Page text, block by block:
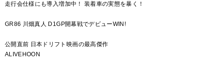
走行会仕様にも導入増加中！ 装着車の実態を暴く！
GR86 川畑真人 D1GP開幕戦でデビューWIN!
公開直前 日本ドリフト映画の最高傑作
ALIVEHOON